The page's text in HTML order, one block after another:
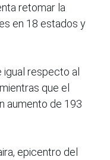
retomar la
en 18 estados y
respecto al
que el
aumento de 193
epicentro del